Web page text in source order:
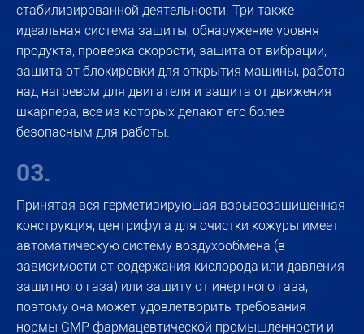
стабилизированной деятельности. Три также
идеальная система защиты, обнаружение уровня
продукта, проверка скорости, защита от вибрации,
защита от блокировки для открытия машины, работа
над нагревом для двигателя и защита от движения
шкарпера, все из которых делают его более
безопасным для работы.
03.
Принятая вся герметизирующая взрывозащищенная
конструкция, центрифуга для очистки кожуры имеет
автоматическую систему воздухообмена (в
зависимости от содержания кислорода или давления
защитного газа) или защиту от инертного газа,
поэтому она может удовлетворить требования
нормы GMP фармацевтической промышленности и